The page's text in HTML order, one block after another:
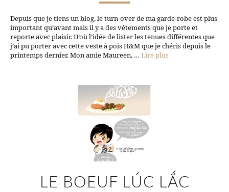
Depuis que je tiens un blog, le turn-over de ma garde-robe est plus
important qu’avant mais il y a des vêtements que je porte et
reporte avec plaisir. D’où l’idée de lister les tenues différentes que
j’ai pu porter avec cette veste à pois H&M que je chéris depuis le
printemps dernier. Mon amie Maureen, … Lire plus
LE BOEUF LÚC LẮC